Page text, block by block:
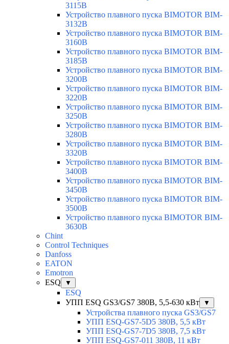
3115B
Устройство плавного пуска BIMOTOR BIM-
3132B
Устройство плавного пуска BIMOTOR BIM-
3160B
Устройство плавного пуска BIMOTOR BIM-
3185B
Устройство плавного пуска BIMOTOR BIM-
3200B
Устройство плавного пуска BIMOTOR BIM-
3220B
Устройство плавного пуска BIMOTOR BIM-
3250B
Устройство плавного пуска BIMOTOR BIM-
3280B
Устройство плавного пуска BIMOTOR BIM-
3320B
Устройство плавного пуска BIMOTOR BIM-
3400B
Устройство плавного пуска BIMOTOR BIM-
3450B
Устройство плавного пуска BIMOTOR BIM-
3500B
Устройство плавного пуска BIMOTOR BIM-
3630B
Chint
Control Techniques
Danfoss
EATON
Emotron
ESQ
▼
ESQ
УПП ESQ GS3/GS7 380В, 5,5-630 кВт
▼
Устройства плавного пуска GS3/GS7
УПП ESQ-GS7-5D5 380В, 5,5 кВт
УПП ESQ-GS7-7D5 380В, 7,5 кВт
УПП ESQ-GS7-011 380В, 11 кВт